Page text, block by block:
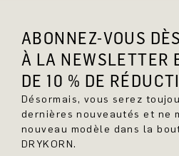
ABONNEZ-VOUS
À LA NEWSLETTER
DE 10 % DE
Désormais, vous serez
dernières nouveautés et ne
nouveau modèle dans la
DRYKORN.